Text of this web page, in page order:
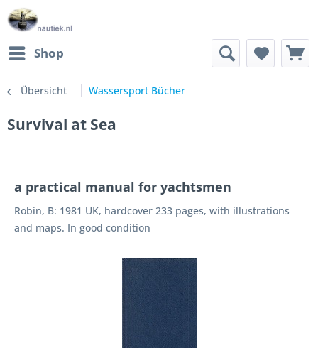
Shop
Übersicht Wassersport Bücher
Survival at Sea
a practical manual for yachtsmen
Robin, B: 1981 UK, hardcover 233 pages, with illustrations
and maps. In good condition